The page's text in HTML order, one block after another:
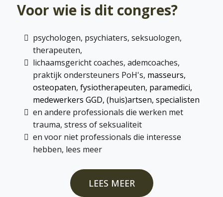
Voor wie is dit congres?
psychologen, psychiaters, seksuologen,
therapeuten,
lichaamsgericht coaches, ademcoaches,
praktijk ondersteuners PoH's, masseurs,
osteopaten, fysiotherapeuten, paramedici,
medewerkers GGD, (huis)artsen, specialisten
en andere professionals die werken met
trauma, stress of seksualiteit
en voor niet professionals die interesse
hebben, lees meer
LEES MEER